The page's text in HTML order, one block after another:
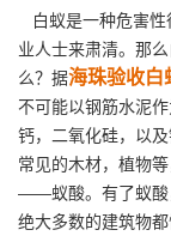
白蚁是一种危害性
业人士来肃清。那
么？据海珠验收白
不可能以钢筋水泥
钙，二氧化硅，以
常见的木材，植物
——蚁酸。有了蚁酸
绝大多数的建筑物都